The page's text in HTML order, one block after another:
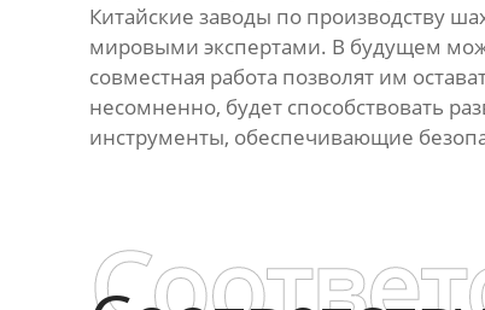
Китайские заводы по производству
мировыми экспертами. В будущем
совместная работа позволят им
несомненно, будет способствовать
инструменты, обеспечивающие